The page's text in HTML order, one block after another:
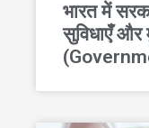
भारत में
सुविधाएँ और